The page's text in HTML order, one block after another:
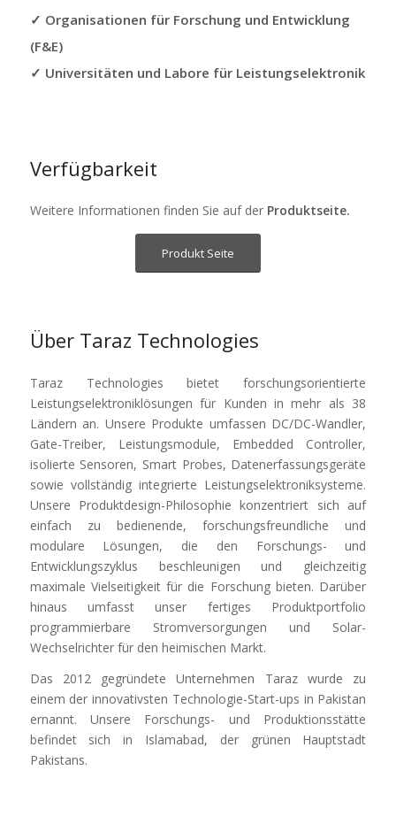
✓ Organisationen für Forschung und Entwicklung
(F&E)
✓ Universitäten und Labore für Leistungselektronik
Verfügbarkeit
Weitere Informationen finden Sie auf der Produktseite.
Produkt Seite
Über Taraz Technologies
Taraz Technologies bietet forschungsorientierte
Leistungselektroniklösungen für Kunden in mehr als 38
Ländern an. Unsere Produkte umfassen DC/DC-Wandler,
Gate-Treiber, Leistungsmodule, Embedded Controller,
isolierte Sensoren, Smart Probes, Datenerfassungsgeräte
sowie vollständig integrierte Leistungselektroniksysteme.
Unsere Produktdesign-Philosophie konzentriert sich auf
einfach zu bedienende, forschungsfreundliche und
modulare Lösungen, die den Forschungs- und
Entwicklungszyklus beschleunigen und gleichzeitig
maximale Vielseitigkeit für die Forschung bieten. Darüber
hinaus umfasst unser fertiges Produktportfolio
programmierbare Stromversorgungen und Solar-
Wechselrichter für den heimischen Markt.
Das 2012 gegründete Unternehmen Taraz wurde zu
einem der innovativsten Technologie-Start-ups in Pakistan
ernannt. Unsere Forschungs- und Produktionsstätte
befindet sich in Islamabad, der grünen Hauptstadt
Pakistans.